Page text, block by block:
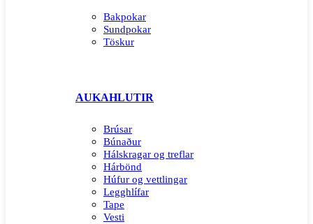
Bakpokar
Sundpokar
Töskur
AUKAHLUTIR
Brúsar
Búnaður
Hálskragar og treflar
Hárbönd
Húfur og vettlingar
Legghlífar
Tape
Vesti